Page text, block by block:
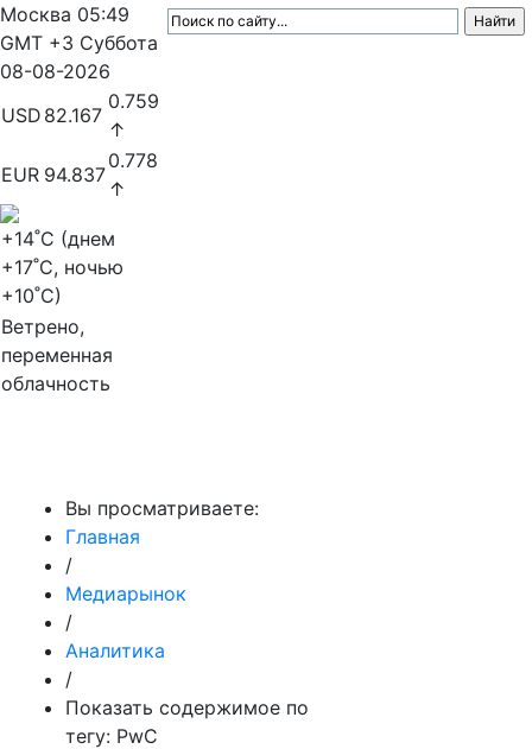
Москва 05:49
GMT +3 Суббота
08-08-2026
USD 82.167
0.759
↑
EUR 94.837
0.778
↑
+14˚C (днем
+17˚C, ночью
+10˚C)
Ветрено,
переменная
облачность
Вы просматриваете:
Главная
/
Медиарынок
/
Аналитика
/
Показать содержимое по
тегу: PwC